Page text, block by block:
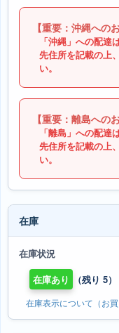
【重要：沖縄への
「沖縄」への配
先住所を記載の上、
い。
【重要：離島への
「離島」への配
先住所を記載の上、
い。
在庫
在庫状況
在庫あり
（残り 5）
在庫表示について（お買